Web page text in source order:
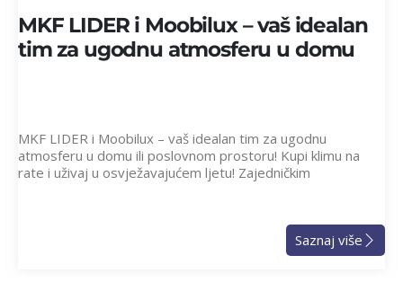
MKF LIDER i Moobilux – vaš idealan
tim za ugodnu atmosferu u domu
MKF LIDER i Moobilux – vaš idealan tim za ugodnu
atmosferu u domu ili poslovnom prostoru! Kupi klimu na
rate i uživaj u osvježavajućem ljetu! Zajedničkim
Saznaj više